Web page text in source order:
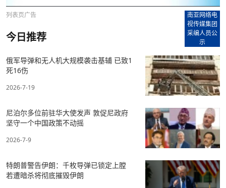
列表页广告
南亚网络电
视传媒集团
采编人员公
示
今日推荐
俄军导弹和无人机大规模袭击基辅 已致1
死16伤
2026-7-19
尼泊尔多位前驻华大使发声 敦促尼政府
坚守一个中国政策不动摇
2026-7-9
特朗普警告伊朗：千枚导弹已锁定上膛
若遭暗杀将彻底摧毁伊朗